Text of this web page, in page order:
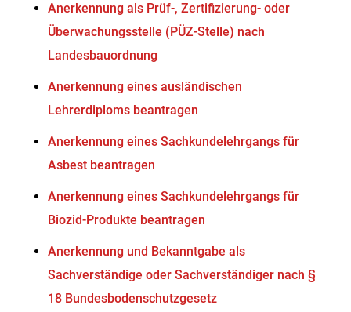
Anerkennung als Prüf-, Zertifizierung- oder
Überwachungsstelle (PÜZ-Stelle) nach
Landesbauordnung
Anerkennung eines ausländischen
Lehrerdiploms beantragen
Anerkennung eines Sachkundelehrgangs für
Asbest beantragen
Anerkennung eines Sachkundelehrgangs für
Biozid-Produkte beantragen
Anerkennung und Bekanntgabe als
Sachverständige oder Sachverständiger nach §
18 Bundesbodenschutzgesetz